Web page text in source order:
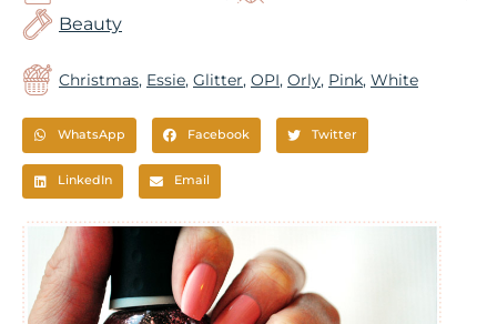
Beauty
Christmas, Essie, Glitter, OPI, Orly, Pink, White
WhatsApp Facebook Twitter
LinkedIn Email